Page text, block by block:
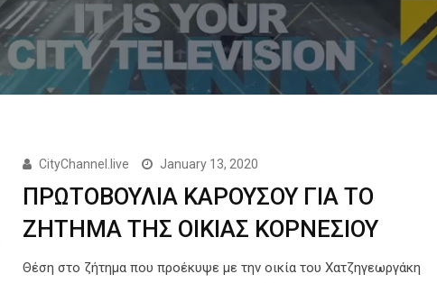
CityChannel.live January 13, 2020
ΠΡΩΤΟΒΟΥΛΙΑ ΚΑΡΟΥΣΟΥ ΓΙΑ ΤΟ
ΖΗΤΗΜΑ ΤΗΣ ΟΙΚΙΑΣ ΚΟΡΝΕΣΙΟΥ
Θέση στο ζήτημα που προέκυψε με την οικία του Χατζηγεωργάκη